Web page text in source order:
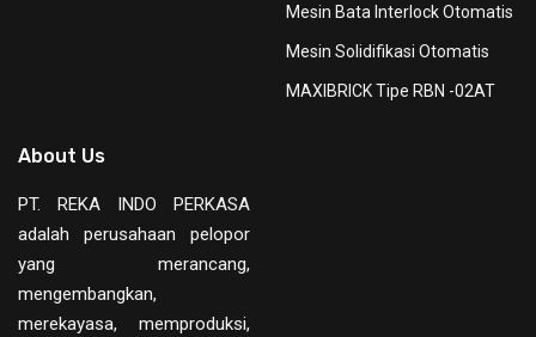
Mesin Bata Interlock Otomatis
Mesin Solidifikasi Otomatis
MAXIBRICK Tipe RBN -02AT
About Us
PT. REKA INDO PERKASA
adalah perusahaan pelopor
yang merancang,
mengembangkan,
merekayasa, memproduksi,